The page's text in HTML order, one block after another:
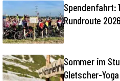
Spendenfahrt:
Rundroute
Sommer im
Gletscher-